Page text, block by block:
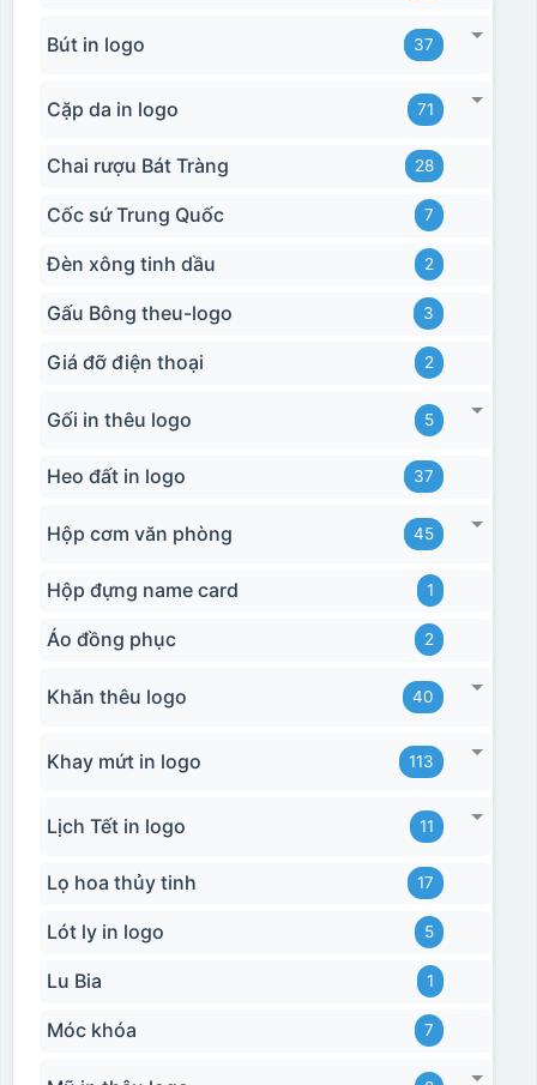
Bút in logo 37
Cặp da in logo 71
Chai rượu Bát Tràng 28
Cốc sứ Trung Quốc 7
Đèn xông tinh dầu 2
Gấu Bông theu-logo 3
Giá đỡ điện thoại 2
Gối in thêu logo 5
Heo đất in logo 37
Hộp cơm văn phòng 45
Hộp đựng name card 1
Áo đồng phục 2
Khăn thêu logo 40
Khay mứt in logo 113
Lịch Tết in logo 11
Lọ hoa thủy tinh 17
Lót ly in logo 5
Lu Bia 1
Móc khóa 7